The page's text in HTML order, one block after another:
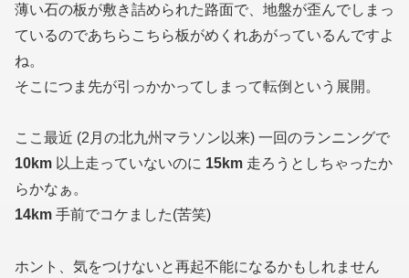
薄い石の板が敷き詰められた路面で、地盤が歪んでしまっ
ているのであちらこちら板がめくれあがっているんですよ
ね。
そこにつま先が引っかかってしまって転倒という展開。
ここ最近 (2月の北九州マラソン以来) 一回のランニングで
10km 以上走っていないのに 15km 走ろうとしちゃったか
らかなぁ。
14km 手前でコケました(苦笑)
ホント、気をつけないと再起不能になるかもしれません